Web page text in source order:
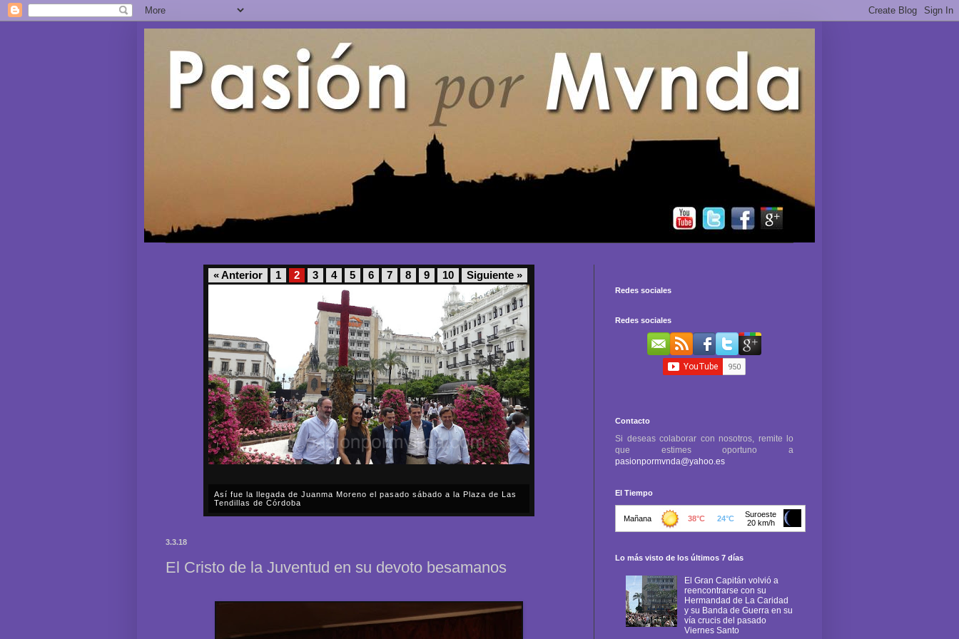
« Anterior 1 2 3 4 5 6 7 8 9 10 Siguiente »
Así fue la llegada de Juanma Moreno el pasado sábado a la Plaza de Las
Tendillas de Córdoba
3.3.18
El Cristo de la Juventud en su devoto besamanos
Redes sociales
Redes sociales
Contacto
Si deseas colaborar con nosotros, remite lo
que estimes oportuno a
pasionpormvnda@yahoo.es
El Tiempo
Lo más visto de los últimos 7 días
El Gran Capitán volvió a
reencontrarse con su
Hermandad de La Caridad
y su Banda de Guerra en su
vía crucis del pasado
Viernes Santo